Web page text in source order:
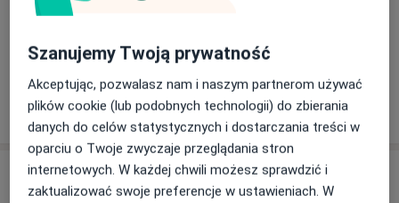
Konsultacja ortopedyczna
W jaki sposób ustalane są ceny?
Adresy (2)
Szanujemy Twoją prywatność
Akceptując, pozwalasz nam i naszym partnerom używać
plików cookie (lub podobnych technologii) do zbierania
danych do celów statystycznych i dostarczania treści w
oparciu o Twoje zwyczaje przeglądania stron
internetowych. W każdej chwili możesz sprawdzić i
zaktualizować swoje preferencje w ustawieniach. W